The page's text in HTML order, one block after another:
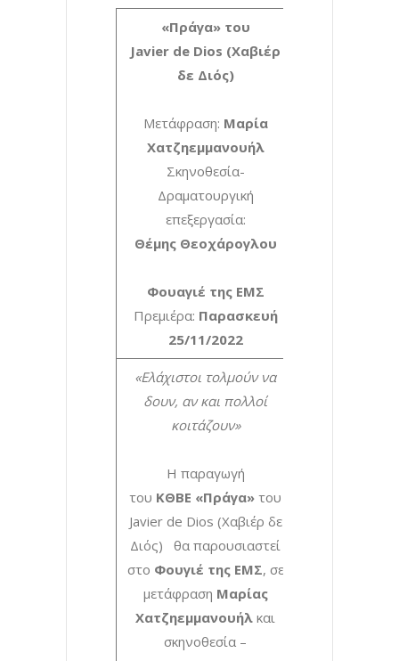
«Πράγα» του
Javier de Dios (Χαβιέρ
δε Διός)
Μετάφραση: Μαρία
Χατζηεμμανουήλ
Σκηνοθεσία-
Δραματουργική
επεξεργασία:
Θέμης Θεοχάρογλου
Φουαγιέ της ΕΜΣ
Πρεμιέρα: Παρασκευή
25/11/2022
«Ελάχιστοι τολμούν να
δουν, αν και πολλοί
κοιτάζουν»
Η παραγωγή
του ΚΘΒΕ «Πράγα» του
Javier de Dios (Χαβιέρ δε
Διός) θα παρουσιαστεί
στο Φουγιέ της ΕΜΣ, σε
μετάφραση Μαρίας
Χατζηεμμανουήλ και
σκηνοθεσία –